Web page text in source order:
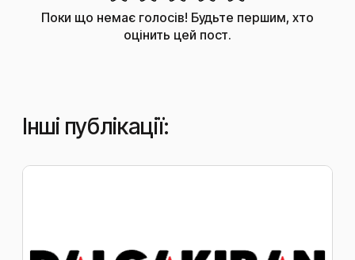
Поки що немає голосів! Будьте першим, хто
оцінить цей пост.
Інші публікації: